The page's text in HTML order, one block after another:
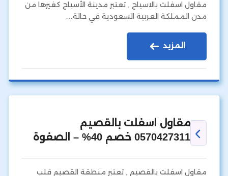
مقاول اسفلت بالاسياح , تعتبر مدينة الأسياح كغيرها من
مدن المملكة العربية السعودية في حالة…
المزيد
مقاول اسفلت بالقصيم
0570427311 خصم 40% – الصفوة
مقاول اسفلت بالقصيم , تعتبر منطقة القصيم قلب